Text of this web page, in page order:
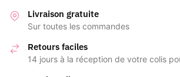
Livraison gratuite
Sur toutes les commandes
Retours faciles
14 jours à la réception de votre colis